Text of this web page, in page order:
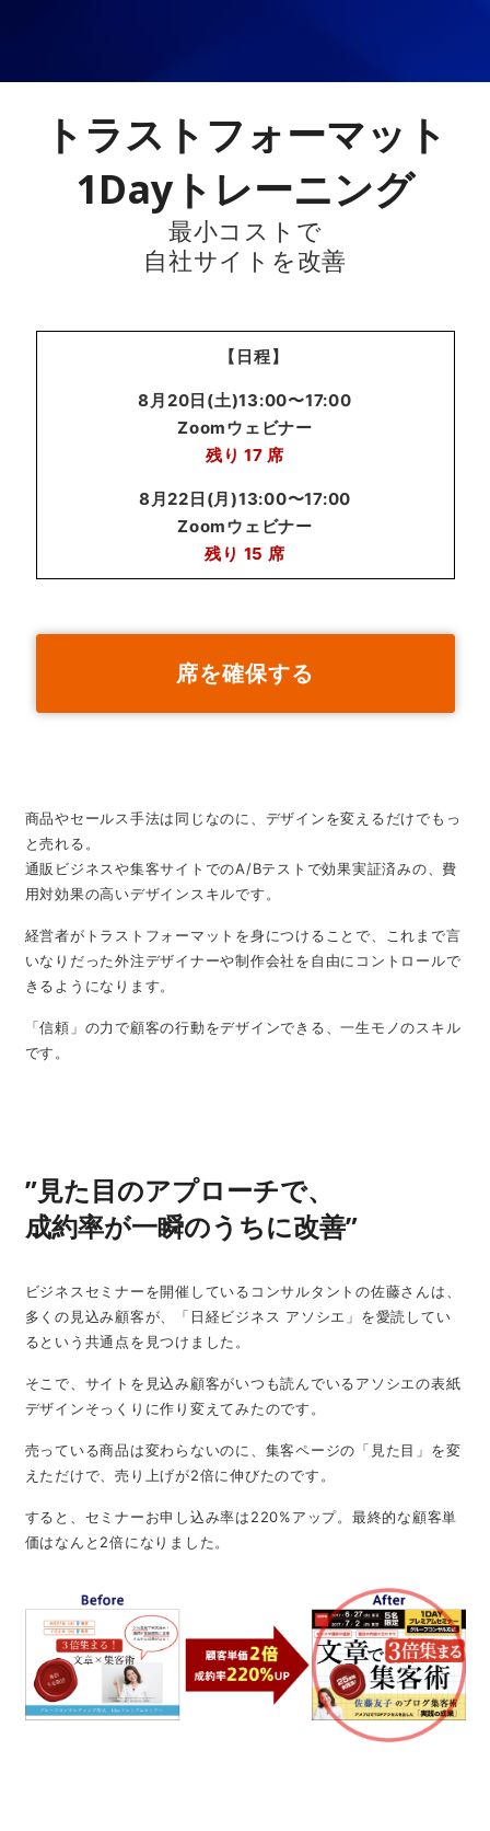
トラストフォーマット
1Dayトレーニング
最小コストで
自社サイトを改善
【日程】
8月20日(土)13:00〜17:00
Zoomウェビナー
残り17 席
8月22日(月)13:00〜17:00
Zoomウェビナー
残り 15 席
席を確保する
商品やセールス手法は同じなのに、デザインを変えるだけでもっ
と売れる。
通販ビジネスや集客サイトでのA/Bテストで効果実証済みの、費
用対効果の高いデザインスキルです。
経営者がトラストフォーマットを身につけることで、これまで言
いなりだった外注デザイナーや制作会社を自由にコントロールで
きるようになります。
「信頼」の力で顧客の行動をデザインできる、一生モノのスキル
です。
”見た目のアプローチで、
成約率が一瞬のうちに改善”
ビジネスセミナーを開催しているコンサルタントの佐藤さんは、
多くの見込み顧客が、「日経ビジネス アソシエ」を愛読してい
るという共通点を見つけました。
そこで、サイトを見込み顧客がいつも読んでいるアソシエの表紙
デザインそっくりに作り変えてみたのです。
売っている商品は変わらないのに、集客ページの「見た目」を変
えただけで、売り上げが2倍に伸びたのです。
すると、セミナーお申し込み率は220%アップ。最終的な顧客単
価はなんと2倍になりました。